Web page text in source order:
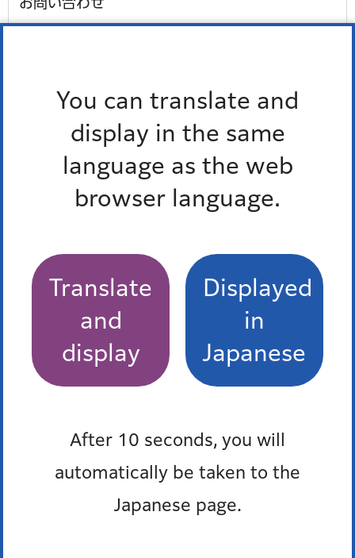
You can translate and
display in the same
language as the web
browser language.
Translate
and
display
Displayed
in
Japanese
After 10 seconds, you will
automatically be taken to the
Japanese page.
電話番号：
03-3450-8025
ファックス番号：03-3450-8063
外国語対応が必要な人、通訳オペレーター、区の職員の
3人で会話ができます。
多言語対応三者通話サービス
港区食べきり協力店登録制度
福島屋
有限会社 浜松屋